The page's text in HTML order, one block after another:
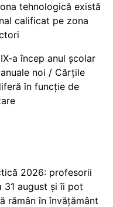
tehnologică există
calificat pe zona
a încep anul școlar
noi / Cărțile
în funcție de
2026: profesorii
31 august și îi pot
rămân în învățământ